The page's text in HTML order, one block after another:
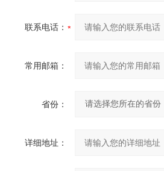
联系电话：
常用邮箱：
省份：
详细地址：